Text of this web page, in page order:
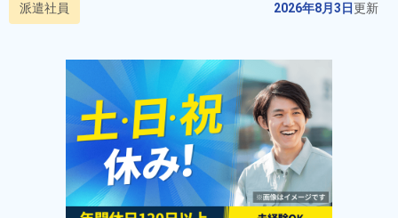
派遣社員 2026年8月3日更新